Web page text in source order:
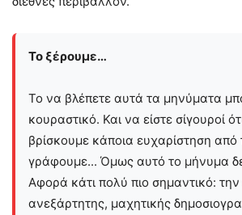
Το ξέρουμε…
Το να βλέπετε αυτά τα μηνύματα
κουραστικό. Και να είστε σίγουροί
βρίσκουμε κάποια ευχαρίστηση από
γράφουμε... Όμως αυτό το μήνυμα
Αφορά κάτι πολύ πιο σημαντικό: την
ανεξάρτητης, μαχητικής